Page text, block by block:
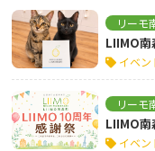
リーモ
LIIMO南
イベン
リーモ
LIIMO南
イベン